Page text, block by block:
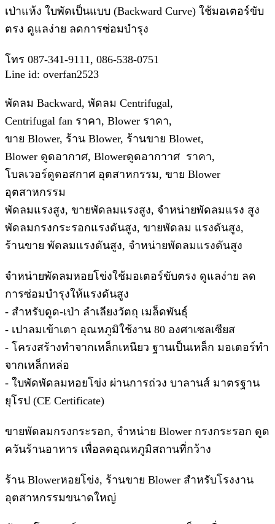
เป่าแห้ง ใบพัดเป็นแบบ (Backward Curve) ใช้มอเตอร์ขับ
ตรง ดูแลง่าย ลดการซ่อมบํารุง
โทร 087-341-9111, 086-538-0751
Line id: overfan2523
พัดลม Backward, พัดลม Centrifugal,
Centrifugal fan ราคา, Blower ราคา,
ขาย Blower, ร้าน Blower, ร้านขาย Blowet,
Blower ดูดอากาศ, Blowerดูดอากาาศ ราคา,
โบลเวอร์ดูดอสกาศ อุตสาหกรรม, ขาย Blower
อุตสาหกรรม
พัดลมแรงสูง, ขายพัดลมแรงสูง, จำหน่ายพัดลมแรง สูง
พัดลมกรงกระรอกแรงดันสูง, ขายพัดลม แรงดันสูง,
ร้านขาย พัดลมแรงดันสูง, จำหน่ายพัดลมแรงดันสูง
จำหน่ายพัดลมหอยโข่งใช้มอเตอร์ขับตรง ดูแลง่าย ลด
การซ่อมบํารุงให้แรงดันสูง
- สําหรับดูด-เป่า ลําเลียงวัตถุ เมล็ดพันธุ์
- เปาลมเข้าเตา อุณหภูมิใช้งาน 80 องศาเซลเซียส
- โครงสร้างทําจากเหล็กเหนียว ฐานเป็นเหล็ก มอเตอร์ทํา
จากเหล็กหล่อ
- ใบพัดพัดลมหอยโข่ง ผ่านการถ่วง บาลานส์ มาตรฐาน
ยุโรป (CE Certificate)
ขายพัดลมกรงกระรอก, จำหน่าย Blower กรงกระรอก ดูด
ควันร้านอาหาร เพื่อลดอุณหภูมิสถานที่กว้าง
ร้าน Blowerหอยโข่ง, ร้านขาย Blower สำหรับโรงงาน
อุตสาหกรรมขนาดใหญ่